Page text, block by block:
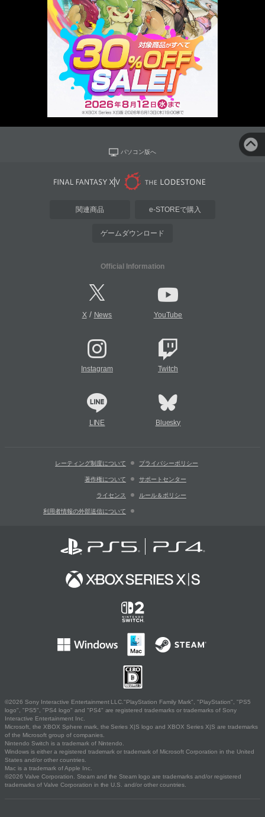
パソコン版へ
関連商品 e-STOREで購入
ゲームダウンロード
Official Information
X/ News YouTube
Instagram Twitch
LINE Bluesky
レーティング制度について プライバシーポリシー
著作権について サポートセンター
ライセンス ルール＆ポリシー
利用者情報の外部送信について
©2026 Sony Interactive Entertainment LLC."PlayStation Family Mark", "PlayStation", "PS5
logo", "PS5", "PS4 logo" and "PS4" are registered trademarks or trademarks of Sony
Interactive Entertainment Inc.
Microsoft, the XBOX Sphere mark, the Series X|S logo and XBOX Series X|S are trademarks
of the Microsoft group of companies.
Nintendo Switch is a trademark of Nintendo.
Windows is either a registered trademark or trademark of Microsoft Corporation in the United
States and/or other countries.
Mac is a trademark of Apple Inc.
©2026 Valve Corporation. Steam and the Steam logo are trademarks and/or registered
trademarks of Valve Corporation in the U.S. and/or other countries.